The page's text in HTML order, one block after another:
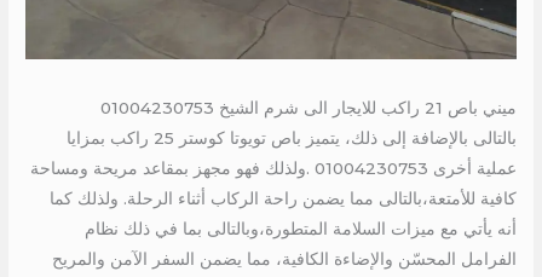
ميني باص 21 راكب للايجار الى شرم الشيخ 01004230753
بالتالى بالإضافة إلى ذلك، يتميز باص تويوتا كوستر 25 راكب بمزايا
عملية أخرى 01004230753 .ولذلك فهو مجهز بمقاعد مريحة ومساحة
كافية للأمتعة،بالتالى مما يضمن راحة الركاب أثناء الرحلة. ولذلك كما
أنه يأتي مع ميزات السلامة المتطورة،وبالتالى بما في ذلك نظام
الفرامل المحسّن والإضاءة الكافية، مما يضمن السفر الآمن والمريح